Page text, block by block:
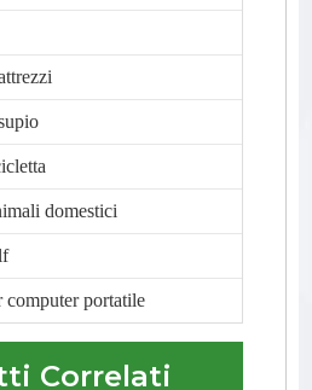
domestici
computer portatile
Correlati